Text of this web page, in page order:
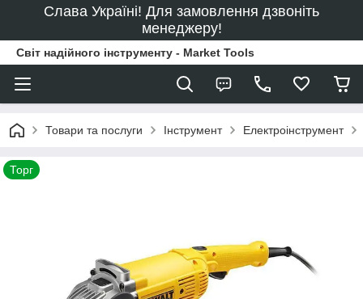
Слава Україні! Для замовлення дзвоніть
менеджеру!
Світ надійного інструменту - Market Tools
Товари та послуги Інструмент Електроінструмент
Торг